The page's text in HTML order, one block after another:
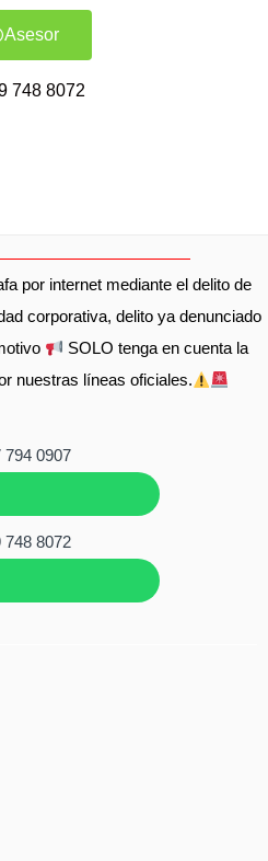
Asesor
748 8072
por internet mediante el delito de
corporativa, delito ya denunciado
SOLO tenga en cuenta la
nuestras líneas oficiales.
794 0907
748 8072